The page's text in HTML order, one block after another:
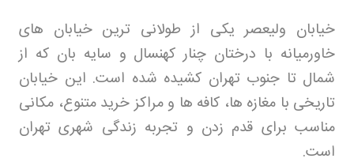
خیابان ولیعصر یکی از طولانی‌ ترین خیابان‌ های
خاورمیانه با درختان چنار کهنسال و سایه‌ بان که از
شمال تا جنوب تهران کشیده شده است. این خیابان
تاریخی با مغازه‌ ها، کافه‌ ها و مراکز خرید متنوع، مکانی
مناسب برای قدم زدن و تجربه زندگی شهری تهران
است.